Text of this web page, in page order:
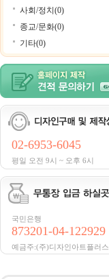
사회/정치(0)
종교/문화(0)
기타(0)
02-6953-6045
평일 오전 9시 ~ 오후 6시
국민은행
873201-04-122929
예금주:(주)디자인아트플러스